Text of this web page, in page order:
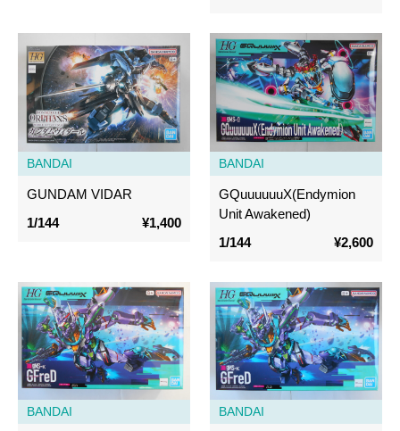
BANDAI
GUNDAM VIDAR
1/144
¥1,400
BANDAI
GQuuuuuuX(Endymion
Unit Awakened)
1/144
¥2,600
BANDAI BANDAI